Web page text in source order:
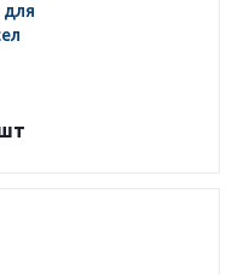
для